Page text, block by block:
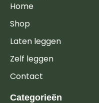
Home
Shop
Laten leggen
Zelf leggen
Contact
Categorieën